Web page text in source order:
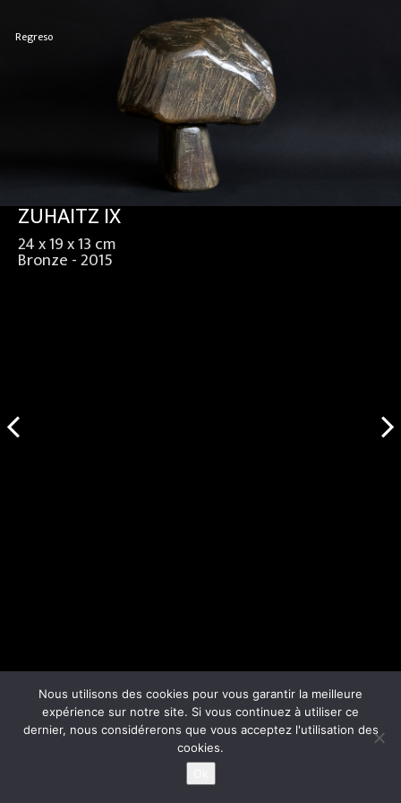
Regreso
ZUHAITZ IX
24 x 19 x 13 cm
Bronze - 2015
Nous utilisons des cookies pour vous garantir la meilleure
expérience sur notre site. Si vous continuez à utiliser ce
dernier, nous considérerons que vous acceptez l'utilisation des
cookies.